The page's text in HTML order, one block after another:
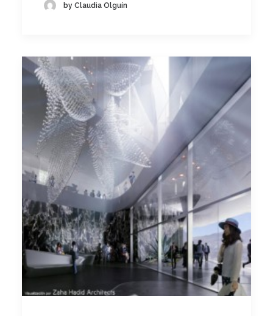
by Claudia Olguín